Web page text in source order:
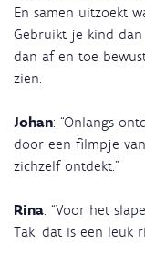
En samen uitzoekt
Gebruikt je kind
dan af en toe
zien.
Johan: “Onlangs
door een filmpje
zichzelf ontdekt.”
Rina: “Voor het
Tak, dat is een leuk